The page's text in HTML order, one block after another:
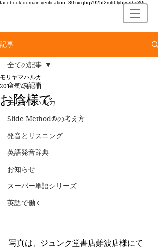
facebook-domain-verification=30zxcqbq7925t2mtt6tybfxatbs30t
記事
全ての記事
モリヤマハルカ
Slide Method®の考え方
発音とリスニング
英語発音辞典
お知らせ
スーパー単語シリーズ
英語で働く
全ての記事
お陰様で
モリヤマハルカ
2018年7月14日
写真は、ジュンク堂書店難波店様にて